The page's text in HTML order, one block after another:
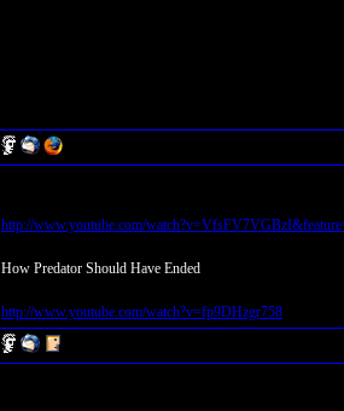
http://www.youtube.com/
How Predator Should Have Ended
http://www.youtube.com/watch?v=fp9DHzgr758